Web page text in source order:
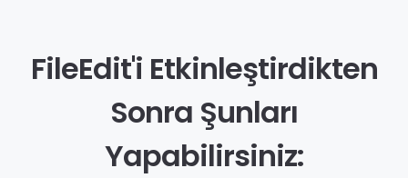
FileEdit'i Etkinleştirdikten
Sonra Şunları
Yapabilirsiniz: